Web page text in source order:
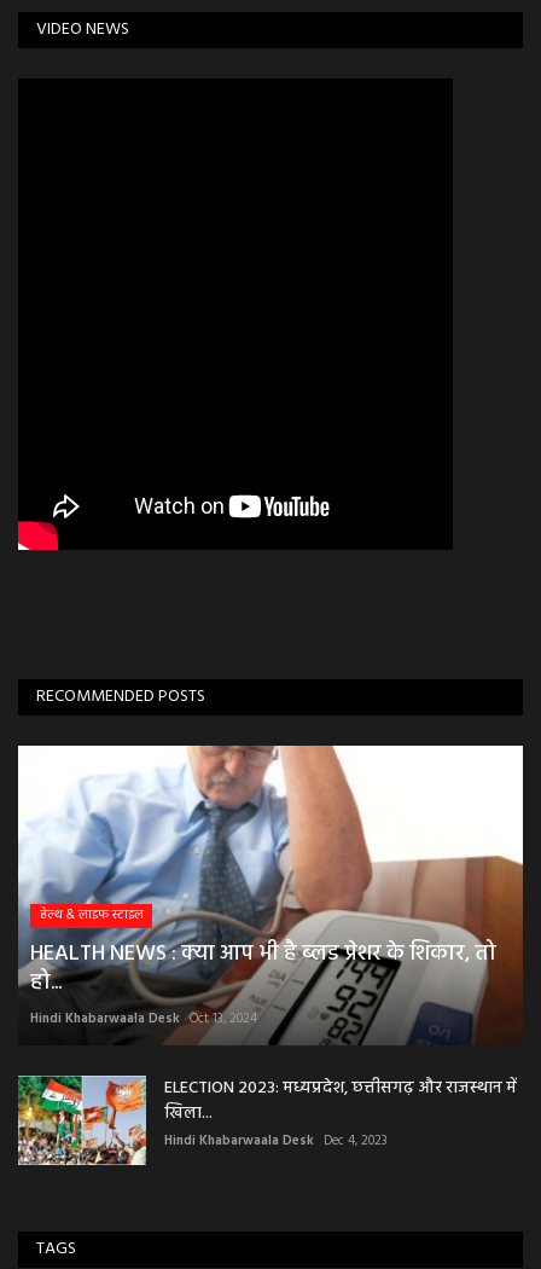
VIDEO NEWS
RECOMMENDED POSTS
हेल्थ & लाइफ स्टाइल
HEALTH NEWS : क्या आप भी है ब्लड प्रेशर के शिकार, तो
हो...
Hindi Khabarwaala Desk Oct 13, 2024
ELECTION 2023: मध्यप्रदेश, छत्तीसगढ़ और राजस्थान में
खिला...
Hindi Khabarwaala Desk Dec 4, 2023
TAGS